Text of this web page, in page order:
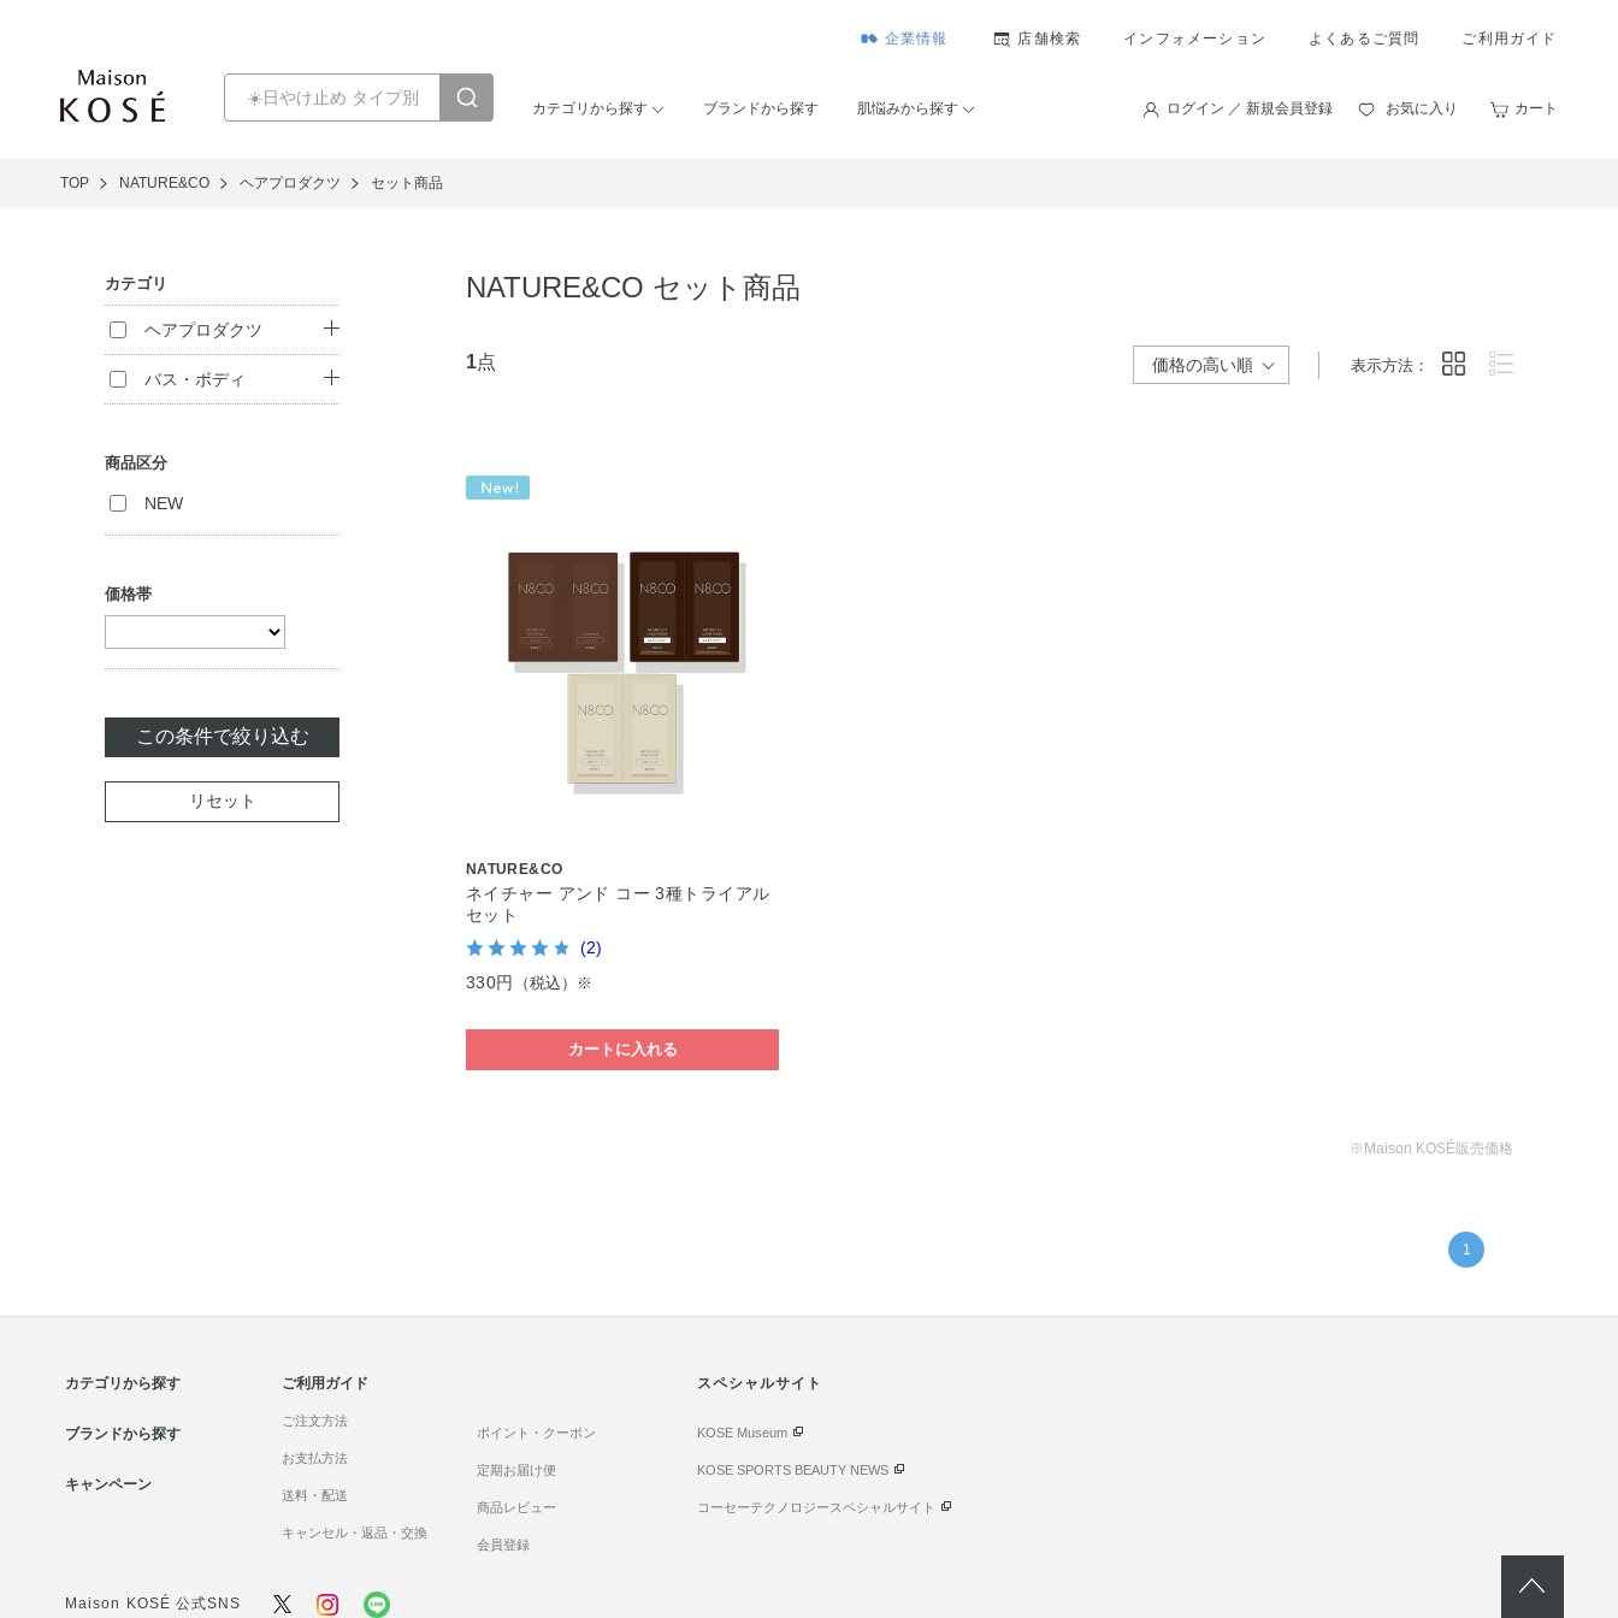
企業情報 店舗検索 インフォメーション よくあるご質問 ご利用ガイド
カテゴリから探す ブランドから探す 肌悩みから探す ログイン ／ 新規会員登録 お気に入り カート
TOP NATURE&CO ヘアプロダクツ セット商品
NATURE&CO セット商品
カテゴリ
ヘアプロダクツ
シャンプー
トリートメント
バス・ボディ
商品区分
NEW
価格帯
この条件で絞り込む
リセット
1点 表示方法：
NATURE&CO
ネイチャー アンド コー 3種トライアル
セット
(2)
330円
（税込）※
カートに入れる
※Maison KOSÉ販売価格
1
カテゴリから探す
ブランドから探す
キャンペーン
ご利用ガイド
ご注文方法
お支払方法
送料・配送
キャンセル・返品・交換
ポイント・クーポン
定期お届け便
商品レビュー
会員登録
スペシャルサイト
KOSE Museum
KOSE SPORTS BEAUTY NEWS
コーセーテクノロジースペシャルサイト
Maison KOSÉ 公式SNS